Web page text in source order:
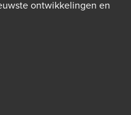
ontwikkelingen en